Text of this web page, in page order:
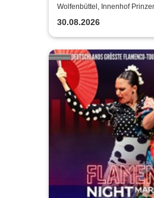
Prinzenpalais
Wolfenbüttel, Innenhof
Wolfenbüttel
30.08.2026